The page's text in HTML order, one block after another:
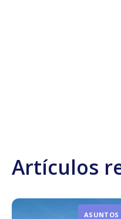
Artículos
ASUNTOS